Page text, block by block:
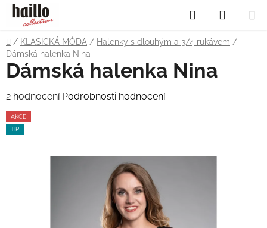
Přejít
obsah
Hledat
KOŠÍK
Domů
/ KLASICKÁ MÓDA / Halenky s dlouhým a 3/4 rukávem /
Dámská halenka Nina
Dámská halenka Nina
Průměrné
hodnocení
produktu
2 hodnocení Podrobnosti hodnocení
AKCE
TIP